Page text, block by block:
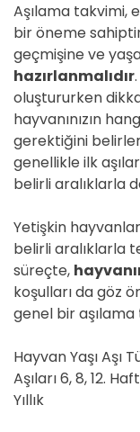
Aşılama takvimi,
bir öneme
geçmişine ve
hazırlanmalıdır
oluştururken
hayvanınızın
gerektiğini
genellikle ilk
belirli aralıklarla
Yetişkin
belirli aralıklarla
süreçte,
koşulları da göz
genel bir
Hayvan Yaşı Aşı
Aşıları 6, 8, 12.
Yıllık